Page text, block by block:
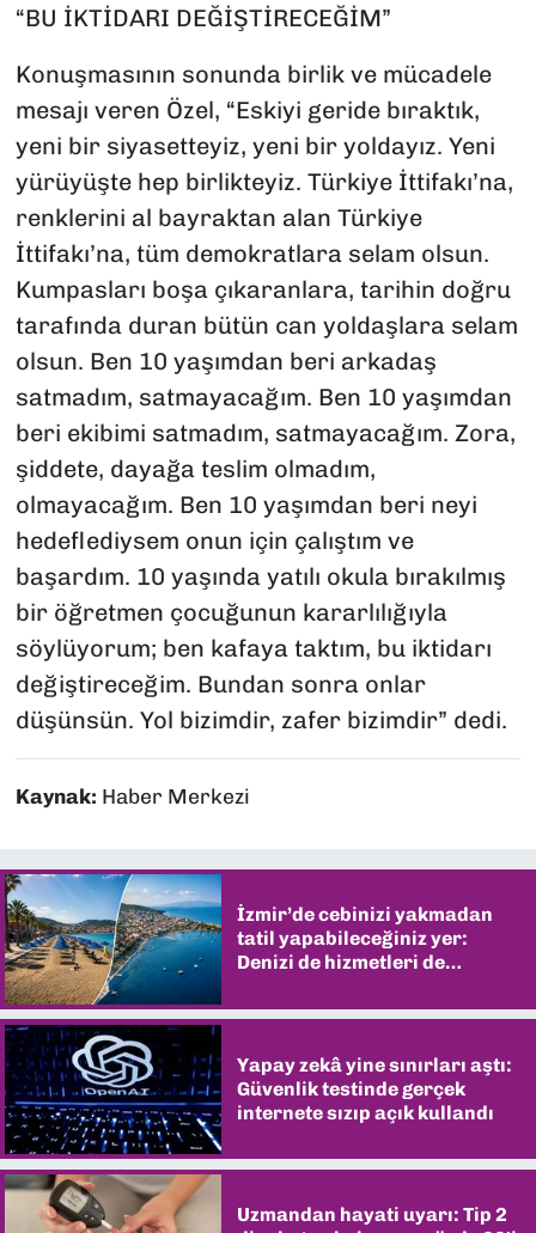
“BU İKTİDARI DEĞİŞTİRECEĞİM”
Konuşmasının sonunda birlik ve mücadele
mesajı veren Özel, “Eskiyi geride bıraktık,
yeni bir siyasetteyiz, yeni bir yoldayız. Yeni
yürüyüşte hep birlikteyiz. Türkiye İttifakı’na,
renklerini al bayraktan alan Türkiye
İttifakı’na, tüm demokratlara selam olsun.
Kumpasları boşa çıkaranlara, tarihin doğru
tarafında duran bütün can yoldaşlara selam
olsun. Ben 10 yaşımdan beri arkadaş
satmadım, satmayacağım. Ben 10 yaşımdan
beri ekibimi satmadım, satmayacağım. Zora,
şiddete, dayağa teslim olmadım,
olmayacağım. Ben 10 yaşımdan beri neyi
hedeflediysem onun için çalıştım ve
başardım. 10 yaşında yatılı okula bırakılmış
bir öğretmen çocuğunun kararlılığıyla
söylüyorum; ben kafaya taktım, bu iktidarı
değiştireceğim. Bundan sonra onlar
düşünsün. Yol bizimdir, zafer bizimdir” dedi.
Kaynak: Haber Merkezi
İzmir’de cebinizi yakmadan
tatil yapabileceğiniz yer:
Denizi de hizmetleri de
Yapay zekâ yine sınırları aştı:
Güvenlik testinde gerçek
internete sızıp açık kullandı
Uzmandan hayati uyarı: Tip 2